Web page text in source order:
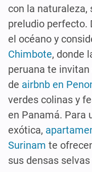
con la naturaleza,
preludio perfecto.
el océano y
Chimbote, donde
peruana te
de airbnb en
verdes colinas y
en Panamá. Para
exótica,
Surinam te
sus densas